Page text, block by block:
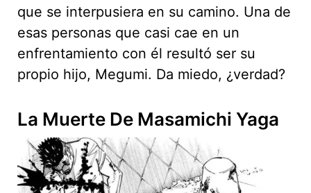
que se interpusiera en su camino. Una de
esas personas que casi cae en un
enfrentamiento con él resultó ser su
propio hijo, Megumi. Da miedo, ¿verdad?
La Muerte De Masamichi Yaga